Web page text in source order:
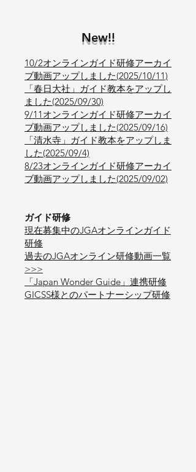
New!!
10/2オンラインガイド研修アーカイ
ブ動画アップしました(2025/10/11)
「春日大社」ガイド教本をアップし
ました(2025/09/30)
9/11オンラインガイド研修アーカイ
ブ動画アップしました(2025/09/16)
「清水寺」ガイド教本をアップしま
した(2025/09/4)
8/23オンラインガイド研修アーカイ
ブ動画アップしました(2025/09/02)
ガイド研修
​現在募集中のJGAオンラインガイド
研修
過去のJGAオンライン研修動画一覧
>>>
「Japan Wonder Guide」連携研修
GICSS様とのパートナーシップ研修